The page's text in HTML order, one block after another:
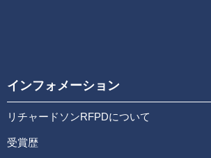
インフォメーション
リチャードソンRFPDについて
受賞歴